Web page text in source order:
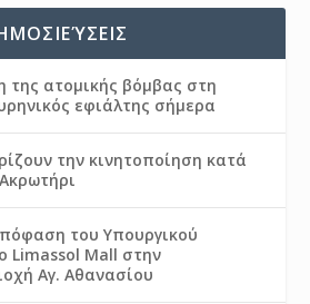
της ατομικής βόμβας στη
εφιάλτης σήμερα
την κινητοποίηση κατά
του Υπουργικού
Limassol Mall στην
Αγ. Αθανασίου